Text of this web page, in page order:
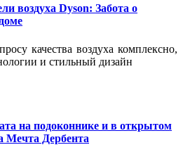
воздуха Dyson: Забота о
качества воздуха комплексно,
и стильный дизайн
на подоконнике и в открытом
Мечта Дербента